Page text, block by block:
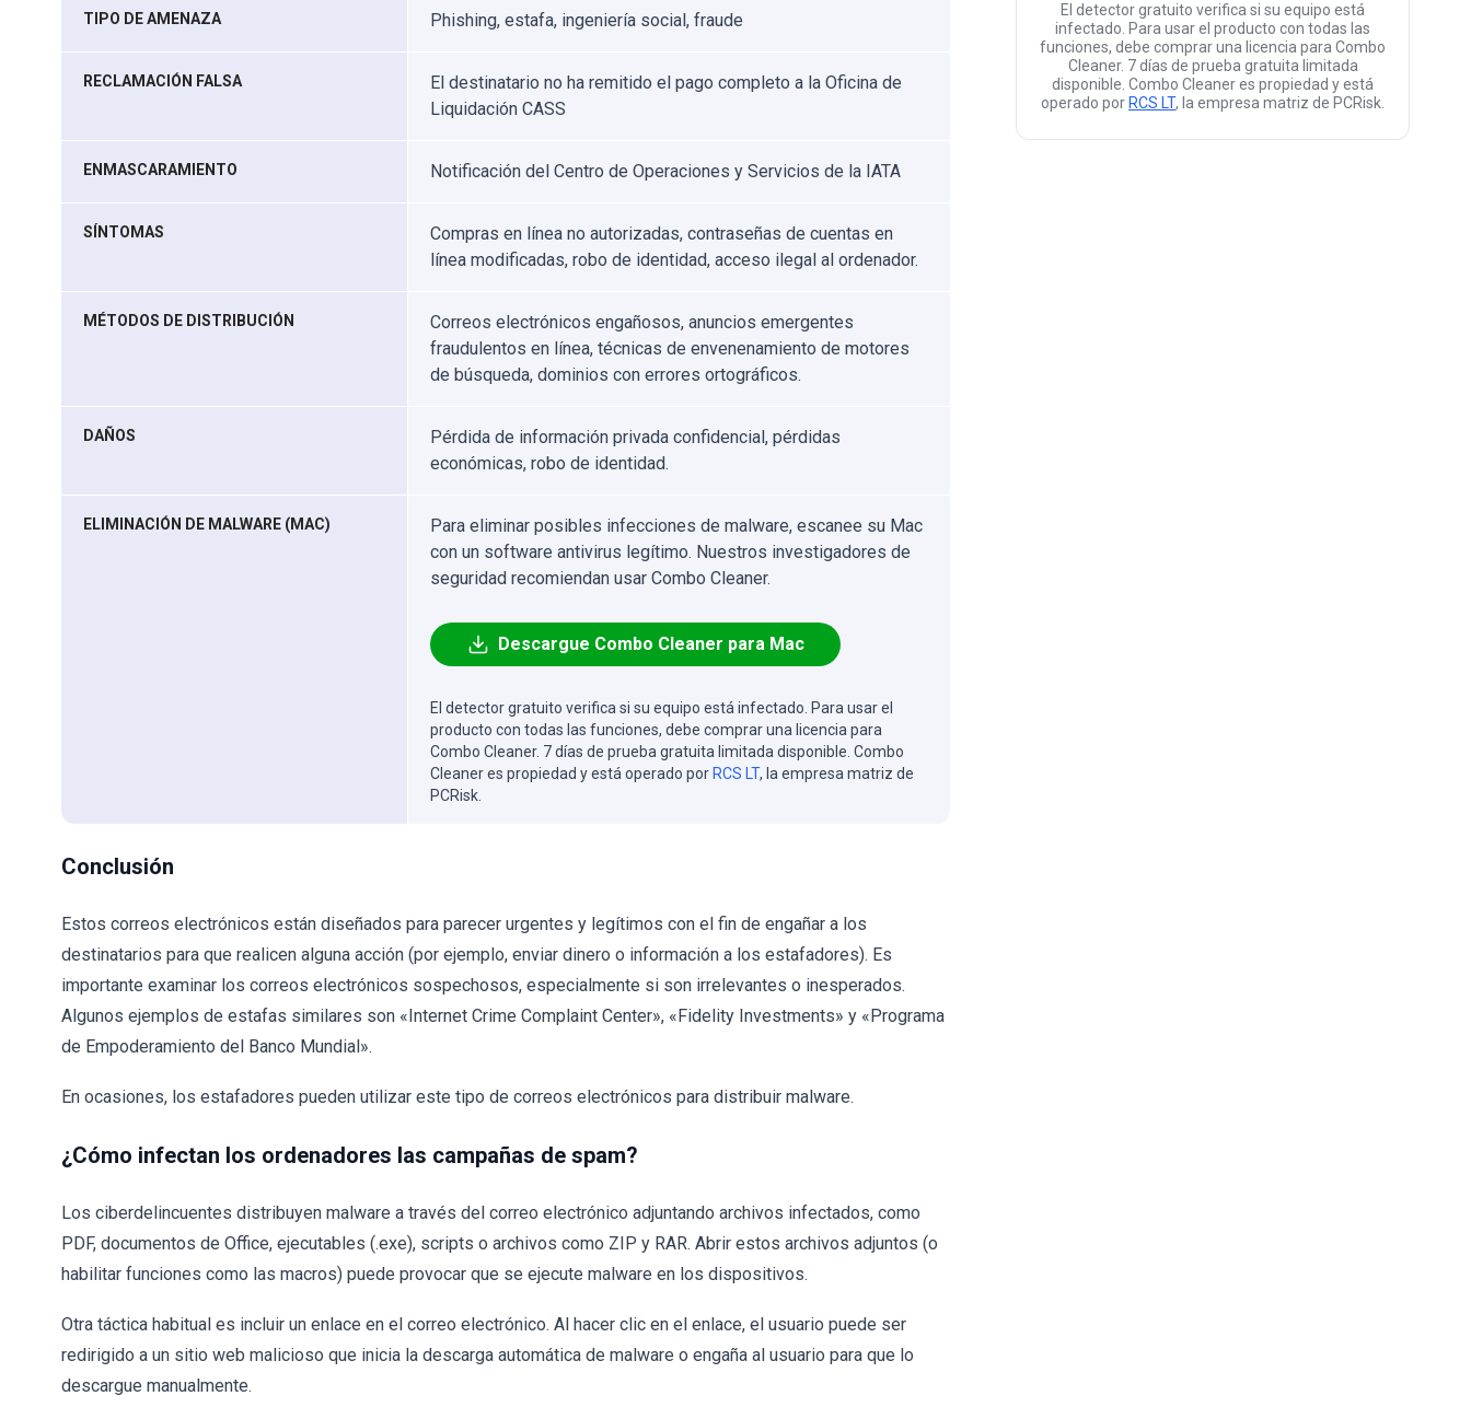
TIPO DE AMENAZA Phishing, estafa, ingeniería social, fraude
RECLAMACIÓN FALSA
El destinatario no ha remitido el pago completo a la Oficina de
Liquidación CASS
ENMASCARAMIENTO Notificación del Centro de Operaciones y Servicios de la IATA
SÍNTOMAS
Compras en línea no autorizadas, contraseñas de cuentas en
línea modificadas, robo de identidad, acceso ilegal al ordenador.
MÉTODOS DE DISTRIBUCIÓN
Correos electrónicos engañosos, anuncios emergentes
fraudulentos en línea, técnicas de envenenamiento de motores
de búsqueda, dominios con errores ortográficos.
DAÑOS
Pérdida de información privada confidencial, pérdidas
económicas, robo de identidad.
ELIMINACIÓN DE MALWARE (MAC)
Para eliminar posibles infecciones de malware, escanee su Mac
con un software antivirus legítimo. Nuestros investigadores de
seguridad recomiendan usar Combo Cleaner.
Descargue Combo Cleaner para Mac
El detector gratuito verifica si su equipo está infectado. Para usar el
producto con todas las funciones, debe comprar una licencia para
Combo Cleaner. 7 días de prueba gratuita limitada disponible. Combo
Cleaner es propiedad y está operado por RCS LT, la empresa matriz de
PCRisk.
Conclusión
Estos correos electrónicos están diseñados para parecer urgentes y legítimos con el fin de engañar a los
destinatarios para que realicen alguna acción (por ejemplo, enviar dinero o información a los estafadores). Es
importante examinar los correos electrónicos sospechosos, especialmente si son irrelevantes o inesperados.
Algunos ejemplos de estafas similares son «Internet Crime Complaint Center», «Fidelity Investments» y «Programa
de Empoderamiento del Banco Mundial».
En ocasiones, los estafadores pueden utilizar este tipo de correos electrónicos para distribuir malware.
¿Cómo infectan los ordenadores las campañas de spam?
Los ciberdelincuentes distribuyen malware a través del correo electrónico adjuntando archivos infectados, como
PDF, documentos de Office, ejecutables (.exe), scripts o archivos como ZIP y RAR. Abrir estos archivos adjuntos (o
habilitar funciones como las macros) puede provocar que se ejecute malware en los dispositivos.
Otra táctica habitual es incluir un enlace en el correo electrónico. Al hacer clic en el enlace, el usuario puede ser
redirigido a un sitio web malicioso que inicia la descarga automática de malware o engaña al usuario para que lo
descargue manualmente.
El detector gratuito verifica si su equipo está
infectado. Para usar el producto con todas las
funciones, debe comprar una licencia para Combo
Cleaner. 7 días de prueba gratuita limitada
disponible. Combo Cleaner es propiedad y está
operado por RCS LT, la empresa matriz de PCRisk.